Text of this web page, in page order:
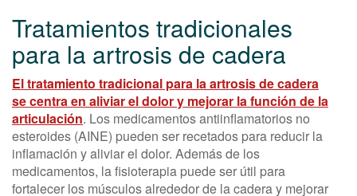
Tratamientos tradicionales
para la artrosis de cadera
El tratamiento tradicional para la artrosis de cadera
se centra en aliviar el dolor y mejorar la función de la
articulación. Los medicamentos antiinflamatorios no
esteroides (AINE) pueden ser recetados para reducir la
inflamación y aliviar el dolor. Además de los
medicamentos, la fisioterapia puede ser útil para
fortalecer los músculos alrededor de la cadera y mejorar